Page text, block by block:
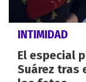
INTIMIDAD
El especial
Suárez tras